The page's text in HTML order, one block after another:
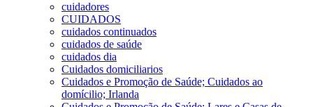
cuidadores
CUIDADOS
cuidados continuados
cuidados de saúde
cuidados dia
Cuidados domiciliarios
Cuidados e Promoção de Saúde; Cuidados ao
domícilio; Irlanda